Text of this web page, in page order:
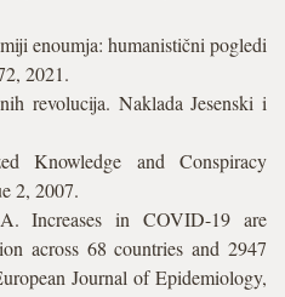
enoumja: humanistični pogledi
2021.
revolucija. Naklada Jesenski i
Knowledge and Conspiracy
2, 2007.
Increases in COVID-19 are
across 68 countries and 2947
Journal of Epidemiology,